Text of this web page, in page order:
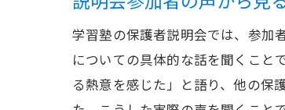
学習塾の保護者説明会では、参加
についての具体的な話を聞くこと
る熱意を感じた」と語り、他の保